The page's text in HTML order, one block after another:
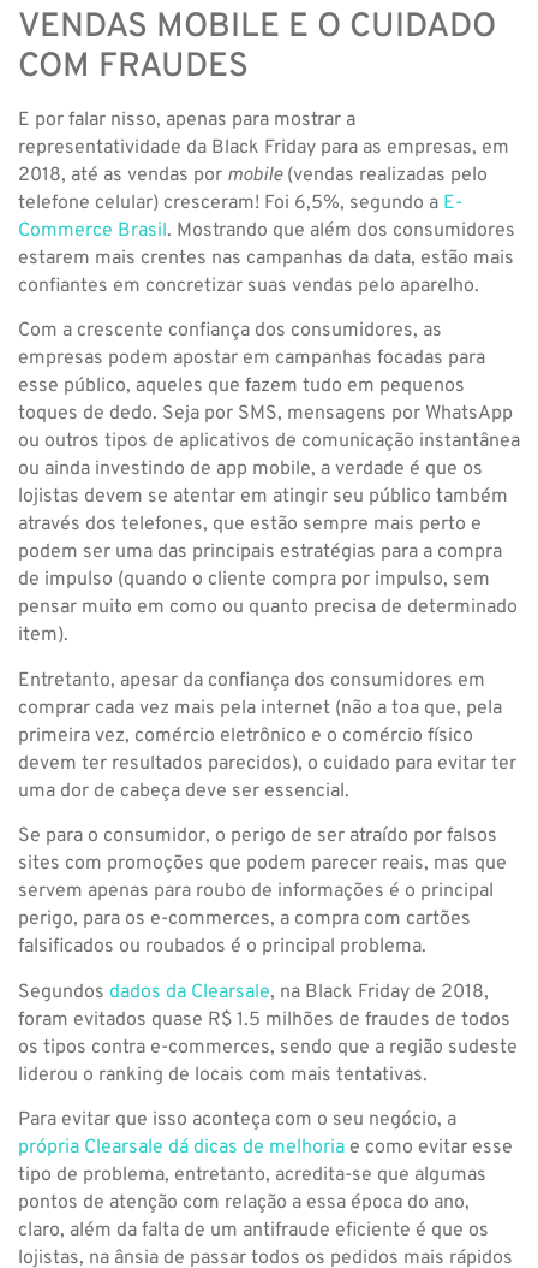
VENDAS MOBILE E O CUIDADO
COM FRAUDES
E por falar nisso, apenas para mostrar a
representatividade da Black Friday para as empresas, em
2018, até as vendas por mobile(vendas realizadas pelo
telefone celular) cresceram! Foi 6,5%, segundo a E-
Commerce Brasil. Mostrando que além dos consumidores
estarem mais crentes nas campanhas da data, estão mais
confiantes em concretizar suas vendas pelo aparelho.
Com a crescente confiança dos consumidores, as
empresas podem apostar em campanhas focadas para
esse público, aqueles que fazem tudo em pequenos
toques de dedo. Seja por SMS, mensagens por WhatsApp
ou outros tipos de aplicativos de comunicação instantânea
ou ainda investindo de app mobile, a verdade é que os
lojistas devem se atentar em atingir seu público também
através dos telefones, que estão sempre mais perto e
podem ser uma das principais estratégias para a compra
de impulso (quando o cliente compra por impulso, sem
pensar muito em como ou quanto precisa de determinado
item).
Entretanto, apesar da confiança dos consumidores em
comprar cada vez mais pela internet (não a toa que, pela
primeira vez, comércio eletrônico e o comércio físico
devem ter resultados parecidos), o cuidado para evitar ter
uma dor de cabeça deve ser essencial.
Se para o consumidor, o perigo de ser atraído por falsos
sites com promoções que podem parecer reais, mas que
servem apenas para roubo de informações é o principal
perigo, para os e-commerces, a compra com cartões
falsificados ou roubados é o principal problema.
Segundos dados da Clearsale, na Black Friday de 2018,
foram evitados quase R$ 1.5 milhões de fraudes de todos
os tipos contra e-commerces, sendo que a região sudeste
liderou o ranking de locais com mais tentativas.
Para evitar que isso aconteça com o seu negócio, a
própria Clearsale dá dicas de melhoria e como evitar esse
tipo de problema, entretanto, acredita-se que algumas
pontos de atenção com relação a essa época do ano,
claro, além da falta de um antifraude eficiente é que os
lojistas, na ânsia de passar todos os pedidos mais rápidos